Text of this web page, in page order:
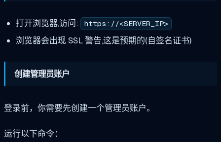
打开浏览器,访问: https://<SERVER_IP>
浏览器会出现 SSL 警告,这是预期的(自签名证书)
创建管理员账户
登录前，你需要先创建一个管理员账户。
运行以下命令：